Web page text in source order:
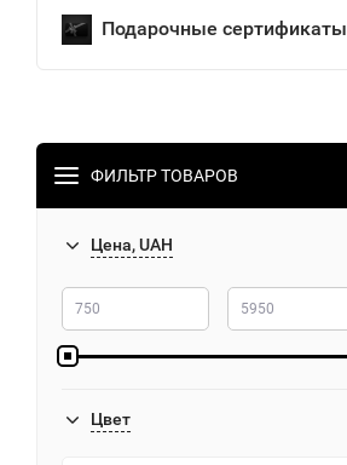
Подарочные сертификаты
ФИЛЬТР ТОВАРОВ
Цена, UAH
Цвет